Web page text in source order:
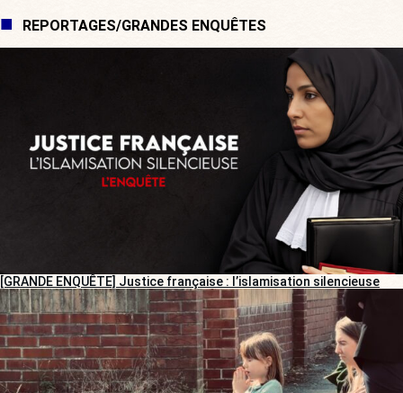
REPORTAGES/GRANDES ENQUÊTES
[GRANDE ENQUÊTE] Justice française : l’islamisation silencieuse